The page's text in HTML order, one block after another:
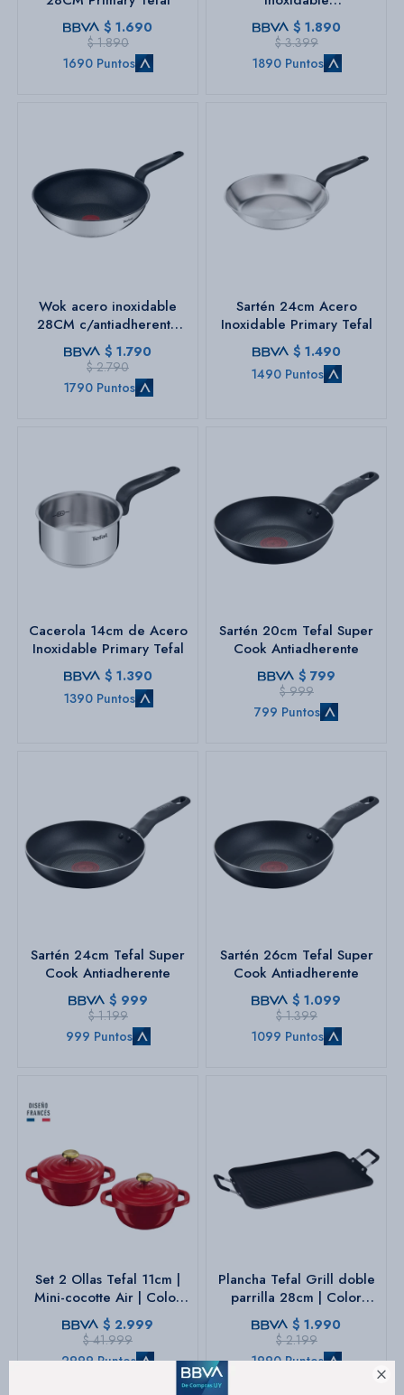

$ 1.690
$ 1.890
1690 Puntos
c/antiadherente Primary
Tefal
$ 1.890
$ 3.399
1890 Puntos
Wok acero inoxidable
28CM c/antiadherente
Primary Tefal
$ 1.790
$ 2.790
1790 Puntos
Sartén 24cm Acero
Inoxidable Primary Tefal
$ 1.490
1490 Puntos
Cacerola 14cm de Acero
Inoxidable Primary Tefal
$ 1.390
1390 Puntos
Sartén 20cm Tefal Super
Cook Antiadherente
$ 799
$ 999
799 Puntos
Sartén 24cm Tefal Super
Cook Antiadherente
$ 999
$ 1.199
999 Puntos
Sartén 26cm Tefal Super
Cook Antiadherente
$ 1.099
$ 1.399
1099 Puntos
Set 2 Ollas Tefal 11cm |
Mini-cocotte Air | Color
rojo.
$ 2.999
$ 41.999
2999 Puntos
Plancha Tefal Grill doble
parrilla 28cm | Color
negro.
$ 1.990
$ 2.199
1990 Puntos